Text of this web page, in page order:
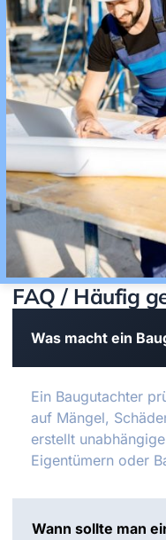
FAQ / Häufig
Was macht ein
Ein Baugutachter
auf Mängel,
erstellt
Eigentümern oder
Wann sollte man